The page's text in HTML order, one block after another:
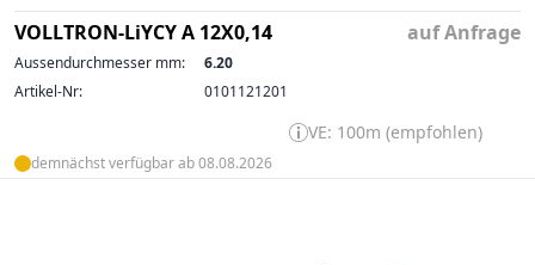
VOLLTRON-LiYCY A 12X0,14 auf Anfrage
Aussendurchmesser mm:
6.20
Artikel-Nr:
0101121201
VE: 100m (empfohlen)
demnächst verfügbar ab 08.08.2026